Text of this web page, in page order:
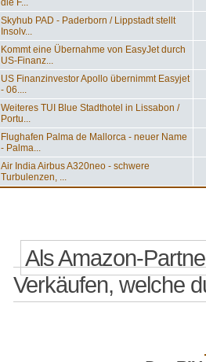
die F...
Skyhub PAD - Paderborn / Lippstadt stellt
Insolv...
Kommt eine Übernahme von EasyJet durch
US-Finanz...
US Finanzinvestor Apollo übernimmt Easyjet
- 06....
Weiteres TUI Blue Stadthotel in Lissabon /
Portu...
Flughafen Palma de Mallorca - neuer Name
- Palma...
Air India Airbus A320neo - schwere
Turbulenzen, ...